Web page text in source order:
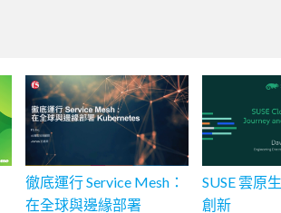
徹底運行 Service Mesh：
在全球與邊緣部署
SUSE 雲原
創新